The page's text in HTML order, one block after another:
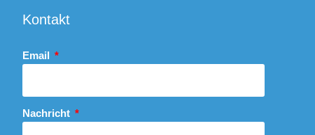
Kontakt
Email
Nachricht